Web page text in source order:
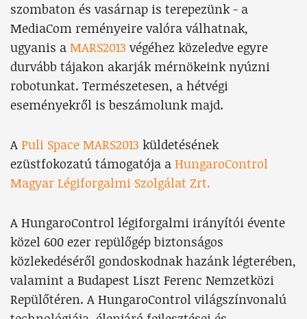
szombaton és vasárnap is terepezünk - a
MediaCom reményeire valóra válhatnak,
ugyanis a MARS2013 végéhez közeledve egyre
durvább tájakon akarják mérnökeink nyúzni
robotunkat. Természetesen, a hétvégi
eseményekről is beszámolunk majd.
A Puli Space MARS2013 küldetésének
ezüstfokozatú támogatója a HungaroControl
Magyar Légiforgalmi Szolgálat Zrt.
A HungaroControl légiforgalmi irányítói évente
közel 600 ezer repülőgép biztonságos
közlekedéséről gondoskodnak hazánk légterében,
valamint a Budapest Liszt Ferenc Nemzetközi
Repülőtéren. A HungaroControl világszínvonalú